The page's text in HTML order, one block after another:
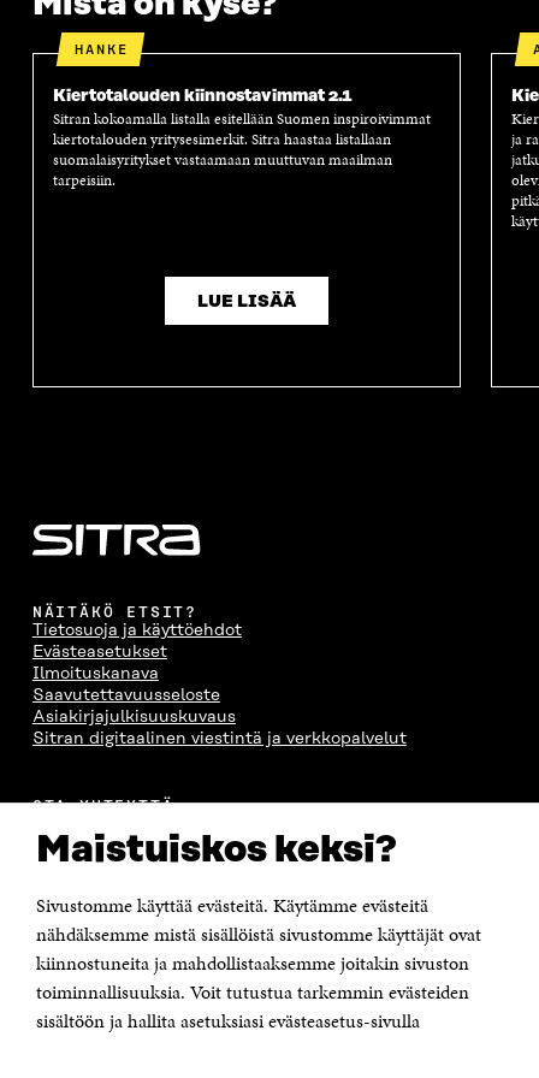
Maistuiskos keksi?
Sivustomme käyttää evästeitä. Käytämme evästeitä
nähdäksemme mistä sisällöistä sivustomme käyttäjät ovat
kiinnostuneita ja mahdollistaaksemme joitakin sivuston
toiminnallisuuksia. Voit tutustua tarkemmin evästeiden
sisältöön ja hallita asetuksiasi evästeasetus-sivulla
HANKE
Kiertotalouden kiinnostavimmat 2.1
Sitran kokoamalla listalla esitellään Suomen inspiroivimmat
kiertotalouden yritysesimerkit. Sitra haastaa listallaan
suomalaisyritykset vastaamaan muuttuvan maailman
tarpeisiin.
LUE LISÄÄ
ja
NÄITÄKÖ ETSIT?
Tietosuoja ja käyttöehdot
Evästeasetukset
Ilmoituskanava
Saavutettavuusseloste
Asiakirjajulkisuuskuvaus
Sitran digitaalinen viestintä ja verkkopalvelut
OTA YHTEYTTÄ
Itämerenkatu 11-13, PL 160,
00181 Helsinki
Puhelin +358 294 618 991
Sähköpostiosoite
Saapumisohjeet
Y-tunnus 0202132-3